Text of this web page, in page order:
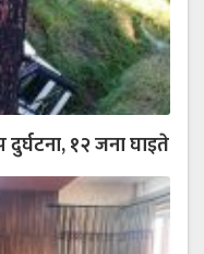
१२ जना घाइते